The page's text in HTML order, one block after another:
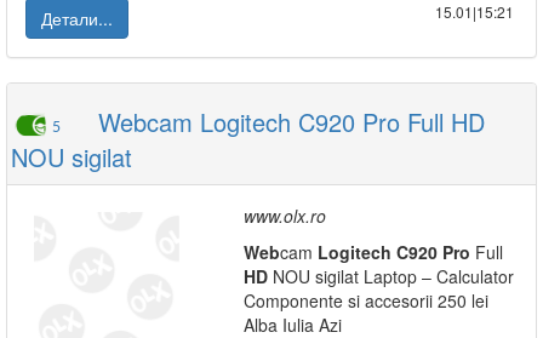
Детали...
15.01|15:21
5
Webcam Logitech C920 Pro Full HD
NOU sigilat
www.olx.ro
Webcam Logitech C920 Pro Full
HD NOU sigilat Laptop – Calculator
Componente si accesorii 250 lei
Alba Iulia Azi